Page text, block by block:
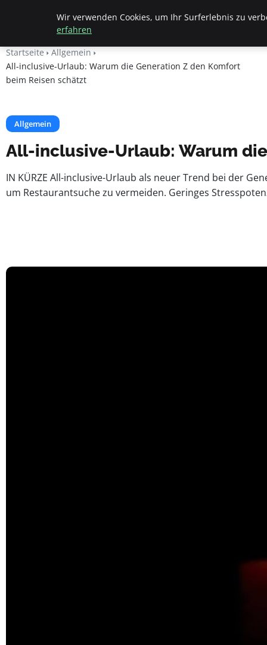
Beyond Surface
Startseite
Allgemein
All-inclusive-Urlaub: Warum die Generation Z den Komfort
beim Reisen schätzt
Allgemein
All-inclusive-Urlaub: Warum
IN KÜRZE All-inclusive-Urlaub als neuer Trend bei der
um Restaurantsuche zu vermeiden. Geringes
Wir verwenden Cookies, um Ihr Surferlebnis zu
erfahren